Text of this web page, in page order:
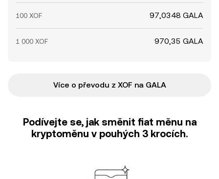
100 XOF 97,0348 GALA
1 000 XOF 970,35 GALA
Více o převodu z XOF na GALA
Podívejte se, jak směnit fiat měnu na
kryptoměnu v pouhých 3 krocích.